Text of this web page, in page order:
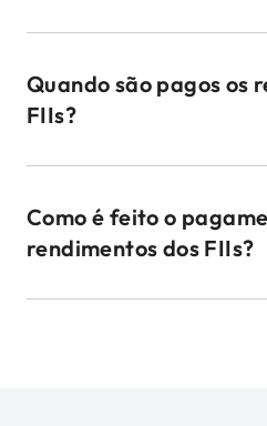
Quando são pagos os
FIIs?
Como é feito o
rendimentos dos FIIs?